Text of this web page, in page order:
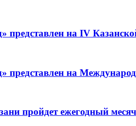
представлен на IV
представлен на
пройдет ежегодный